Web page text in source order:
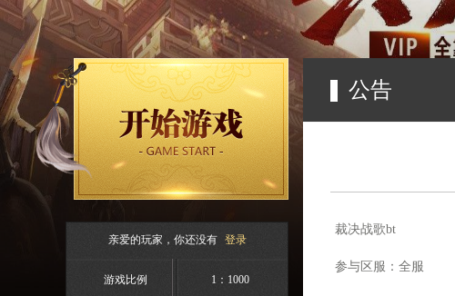
亲爱的玩家，你还没有 登录
游戏比例 1：1000
公告
裁决战歌bt
参与区服： 全服